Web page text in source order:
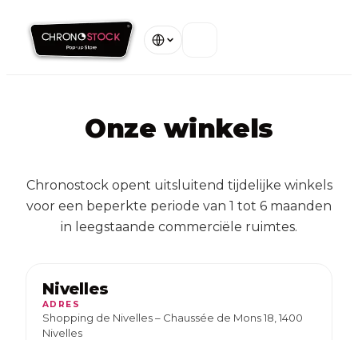
Over ons
Garanties
Bekijk al onze winkels
Onze winkels
Chronostock opent uitsluitend tijdelijke winkels
voor een beperkte periode van 1 tot 6 maanden
in leegstaande commerciële ruimtes.
Nivelles
ADRES
Shopping de Nivelles – Chaussée de Mons 18, 1400
Nivelles